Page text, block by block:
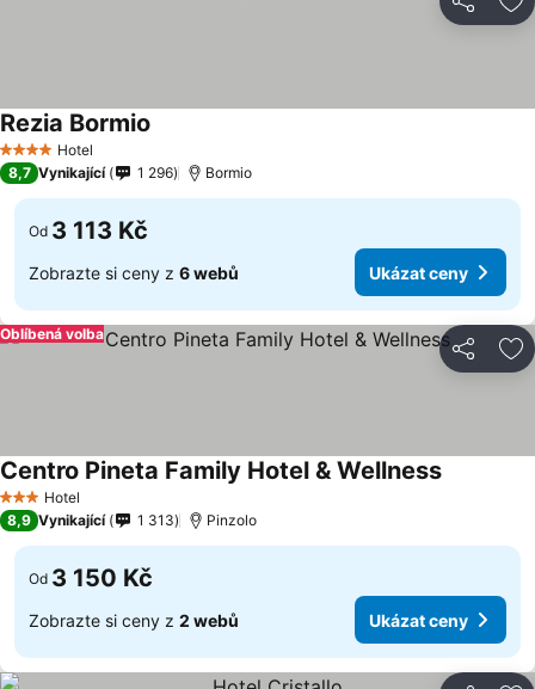
Sdílet
4 Počet hvězdiček
Hotel
Rezia Bormio
8,7 Vynikající 1 296 Bormio
Od 3 113 Kč
Zobrazte si ceny z 6 webů Ukázat ceny
Sdílet
Oblíbená volba
3 Počet hvězdiček
Hotel
Centro Pineta Family Hotel & Wellness
8,9 Vynikající 1 313 Pinzolo
Od 3 150 Kč
Zobrazte si ceny z 2 webů Ukázat ceny